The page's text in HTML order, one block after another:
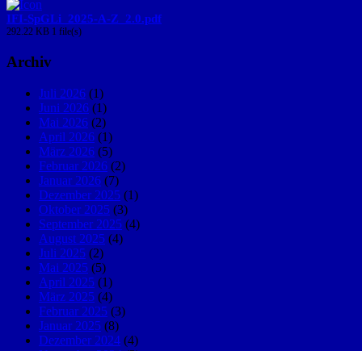
IFI-SpGLi_2025-A-Z_2.0.pdf
292.22 KB 1 file(s)
Archiv
Juli 2026 (1)
Juni 2026 (1)
Mai 2026 (2)
April 2026 (1)
März 2026 (5)
Februar 2026 (2)
Januar 2026 (7)
Dezember 2025 (1)
Oktober 2025 (3)
September 2025 (4)
August 2025 (4)
Juli 2025 (2)
Mai 2025 (5)
April 2025 (1)
März 2025 (4)
Februar 2025 (3)
Januar 2025 (8)
Dezember 2024 (4)